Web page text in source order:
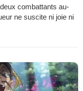
combattants au-
ne suscite ni joie ni